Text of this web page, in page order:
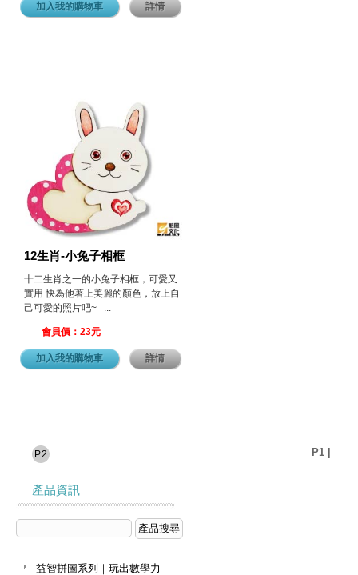
加入我的購物車 詳情
12生肖-小兔子相框
十二生肖之一的小兔子相框，可愛又
實用 快為他著上美麗的顏色，放上自
己可愛的照片吧~ ...
會員價：23元
加入我的購物車 詳情
P1|
P2
產品資訊
益智拼圖系列｜玩出數學力